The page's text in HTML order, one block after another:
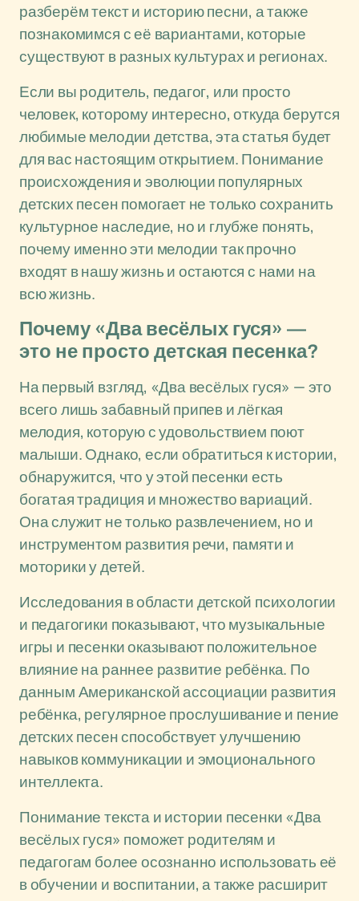
разберём текст и историю песни, а также
познакомимся с её вариантами, которые
существуют в разных культурах и регионах.
Если вы родитель, педагог, или просто
человек, которому интересно, откуда берутся
любимые мелодии детства, эта статья будет
для вас настоящим открытием. Понимание
происхождения и эволюции популярных
детских песен помогает не только сохранить
культурное наследие, но и глубже понять,
почему именно эти мелодии так прочно
входят в нашу жизнь и остаются с нами на
всю жизнь.
Почему «Два весёлых гуся» —
это не просто детская песенка?
На первый взгляд, «Два весёлых гуся» — это
всего лишь забавный припев и лёгкая
мелодия, которую с удовольствием поют
малыши. Однако, если обратиться к истории,
обнаружится, что у этой песенки есть
богатая традиция и множество вариаций.
Она служит не только развлечением, но и
инструментом развития речи, памяти и
моторики у детей.
Исследования в области детской психологии
и педагогики показывают, что музыкальные
игры и песенки оказывают положительное
влияние на раннее развитие ребёнка. По
данным Американской ассоциации развития
ребёнка, регулярное прослушивание и пение
детских песен способствует улучшению
навыков коммуникации и эмоционального
интеллекта.
Понимание текста и истории песенки «Два
весёлых гуся» поможет родителям и
педагогам более осознанно использовать её
в обучении и воспитании, а также расширит